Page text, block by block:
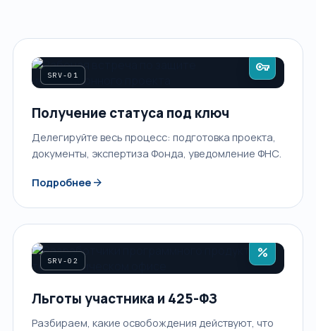
SRV-01 vpn_key
Получение статуса под ключ
Делегируйте весь процесс: подготовка проекта,
документы, экспертиза Фонда, уведомление ФНС.
Подробнее arrow_forward
SRV-02 percent
Льготы участника и 425-ФЗ
Разбираем, какие освобождения действуют, что